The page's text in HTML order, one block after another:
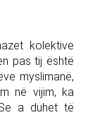
kolektive
pas tij është
myslimanë,
në vijim, ka
a duhet të